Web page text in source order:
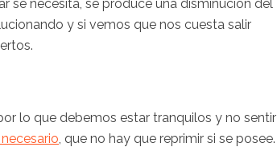
se necesita, se produce una disminución del
y si vemos que nos cuesta salir
por lo que debemos estar tranquilos y no sentir
, que no hay que reprimir si se posee.